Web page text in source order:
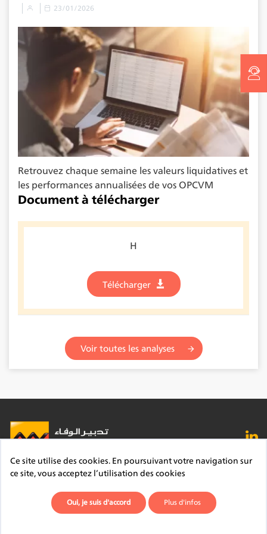
23/01/2026
Retrouvez chaque semaine les valeurs liquidatives et
les performances annualisées de vos OPCVM
Document à télécharger
H
Télécharger
Voir toutes les analyses
FAQ Lexique Contact
Mentions légales
Site du Groupe
Plan du site Déontologie
Ce site utilise des cookies. En poursuivant votre navigation sur
ce site, vous acceptez l’utilisation des cookies
Oui, je suis d'accord Plus d'infos